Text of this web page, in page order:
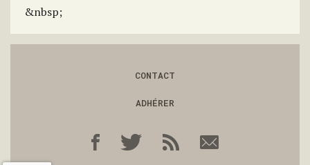
&nbsp;
CONTACT
ADHÉRER